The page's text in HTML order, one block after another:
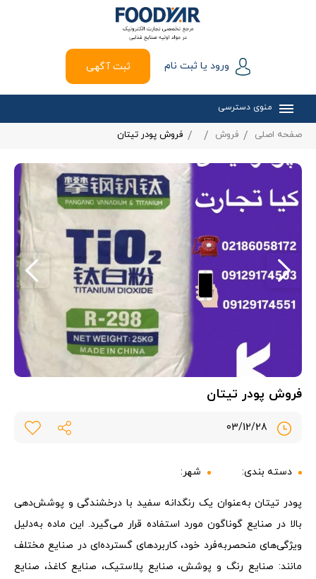
ورود یا ثبت نام ثبت آگهی
منوی دسترسی
صفحه اصلی فروش فروش پودر تیتان
فروش پودر تیتان
دسته بندی: شهر:
پودر تیتان به‌عنوان یک رنگدانه سفید با درخشندگی و پوشش‌دهی
بالا در صنایع گوناگون مورد استفاده قرار می‌گیرد. این ماده به‌دلیل
ویژگی‌های منحصربه‌فرد خود، کاربردهای گسترده‌ای در صنایع مختلف
مانند: صنایع رنگ و پوشش، صنایع پلاستیک، صنایع کاغذ، صنایع